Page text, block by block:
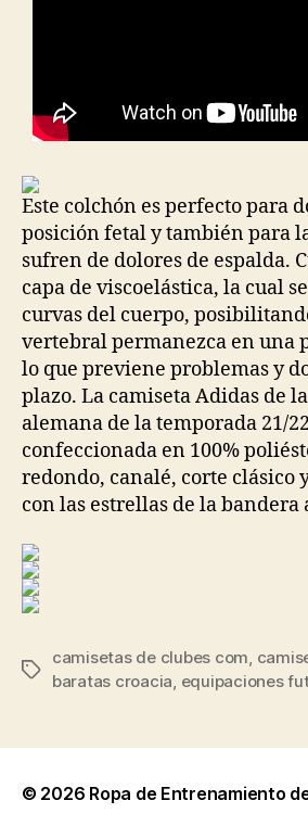
Este colchón es perfecto para
posición fetal y también para
sufren de dolores de espalda.
capa de viscoelástica, la cual
curvas del cuerpo,
vertebral permanezca en una
lo que previene problemas y
plazo. La camiseta Adidas de
alemana de la temporada 21/
confeccionada en 100%
redondo, canalé, corte clásico
con las estrellas de la bandera
Etiquetas
camisetas de clubes com
baratas croacia equipaciones
© 2026 Ropa de Entrenamiento